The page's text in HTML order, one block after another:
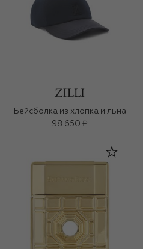
Бейсболка из хлопка и льна
98 650 ₽